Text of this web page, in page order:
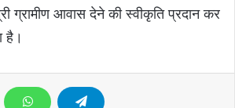
ग्रामीण आवास देने की स्वीकृति प्रदान कर
है।